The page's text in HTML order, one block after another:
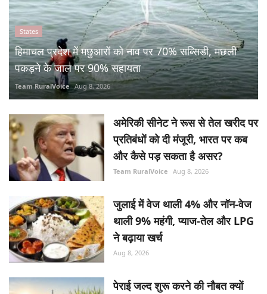
States
हिमाचल प्रदेश में मछुआरों को नाव पर 70% सब्सिडी, मछली
पकड़ने के जाल पर 90% सहायता
Team RuralVoice Aug 8, 2026
अमेरिकी सीनेट ने रूस से तेल खरीद पर
प्रतिबंधों को दी मंजूरी, भारत पर कब
और कैसे पड़ सकता है असर?
Team RuralVoice Aug 8, 2026
जुलाई में वेज थाली 4% और नॉन-वेज
थाली 9% महंगी, प्याज-तेल और LPG
ने बढ़ाया खर्च
Aug 8, 2026
पेराई जल्द शुरू करने की नौबत क्यों